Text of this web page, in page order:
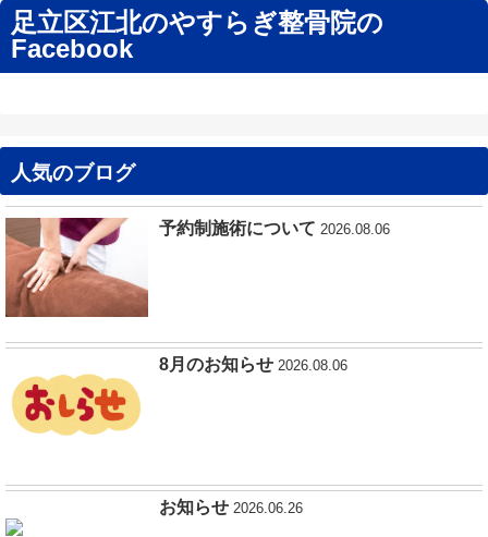
足立区江北のやすらぎ整骨院の
Facebook
人気のブログ
予約制施術について 2026.08.06
8月のお知らせ 2026.08.06
お知らせ 2026.06.26